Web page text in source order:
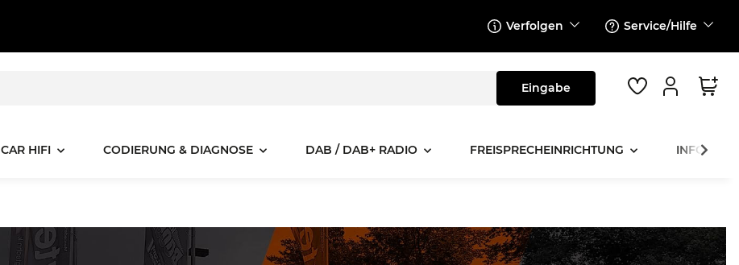
Verfolgen Service/Hilfe
CAR HIFI CODIERUNG & DIAGNOSE DAB / DAB+ RADIO FREISPRECHEINRICHTUNG